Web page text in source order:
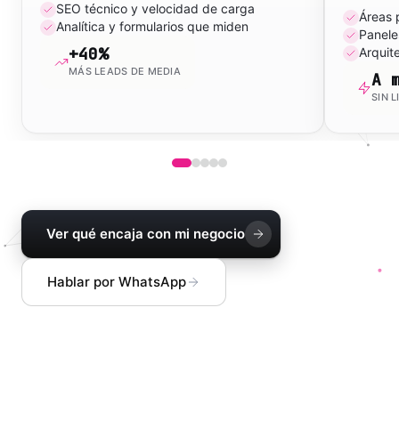
SEO técnico y velocidad de carga
Analítica y formularios que miden
+40%
MÁS LEADS DE MEDIA
Áreas
A
SIN
Ver qué encaja con mi negocio
Hablar por WhatsApp